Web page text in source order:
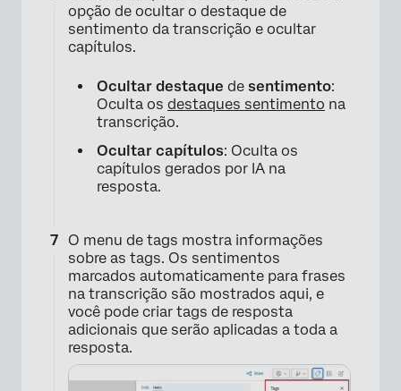
opção de ocultar o destaque de
sentimento da transcrição e ocultar
capítulos.
Ocultar destaque de sentimento:
Oculta os destaques sentimento na
transcrição.
Ocultar capítulos: Oculta os
capítulos gerados por IA na
resposta.
O menu de tags mostra informações
sobre as tags. Os sentimentos
marcados automaticamente para frases
na transcrição são mostrados aqui, e
você pode criar tags de resposta
adicionais que serão aplicadas a toda a
resposta.